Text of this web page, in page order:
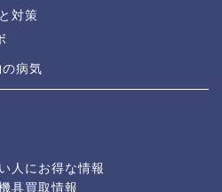
対策
病気
人にお得な情報
具買取情報